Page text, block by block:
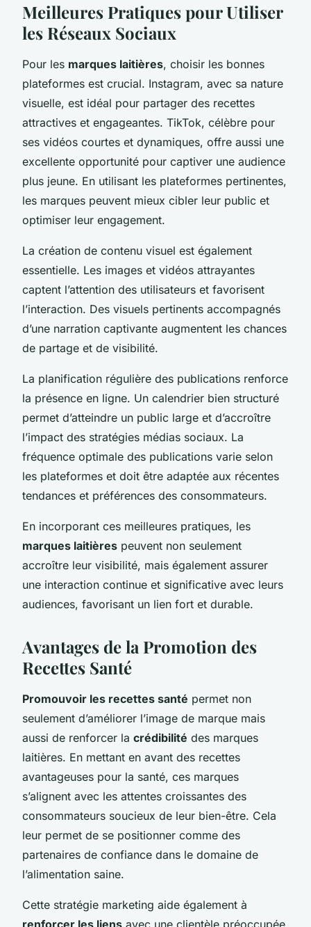
Meilleures Pratiques pour Utiliser
les Réseaux Sociaux
Pour les marques laitières, choisir les bonnes
plateformes est crucial. Instagram, avec sa nature
visuelle, est idéal pour partager des recettes
attractives et engageantes. TikTok, célèbre pour
ses vidéos courtes et dynamiques, offre aussi une
excellente opportunité pour captiver une audience
plus jeune. En utilisant les plateformes pertinentes,
les marques peuvent mieux cibler leur public et
optimiser leur engagement.
La création de contenu visuel est également
essentielle. Les images et vidéos attrayantes
captent l’attention des utilisateurs et favorisent
l’interaction. Des visuels pertinents accompagnés
d’une narration captivante augmentent les chances
de partage et de visibilité.
La planification régulière des publications renforce
la présence en ligne. Un calendrier bien structuré
permet d’atteindre un public large et d’accroître
l’impact des stratégies médias sociaux. La
fréquence optimale des publications varie selon
les plateformes et doit être adaptée aux récentes
tendances et préférences des consommateurs.
En incorporant ces meilleures pratiques, les
marques laitières peuvent non seulement
accroître leur visibilité, mais également assurer
une interaction continue et significative avec leurs
audiences, favorisant un lien fort et durable.
Avantages de la Promotion des
Recettes Santé
Promouvoir les recettes santé permet non
seulement d’améliorer l’image de marque mais
aussi de renforcer la crédibilité des marques
laitières. En mettant en avant des recettes
avantageuses pour la santé, ces marques
s’alignent avec les attentes croissantes des
consommateurs soucieux de leur bien-être. Cela
leur permet de se positionner comme des
partenaires de confiance dans le domaine de
l’alimentation saine.
Cette stratégie marketing aide également à
renforcer les liens avec une clientèle préoccupée